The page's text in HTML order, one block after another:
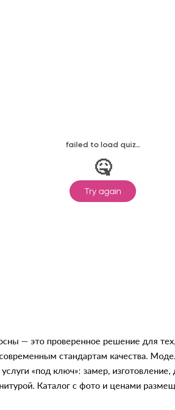
— это проверенное решение для
стандартам качества.
«под ключ»: замер,
Каталог с фото и ценами